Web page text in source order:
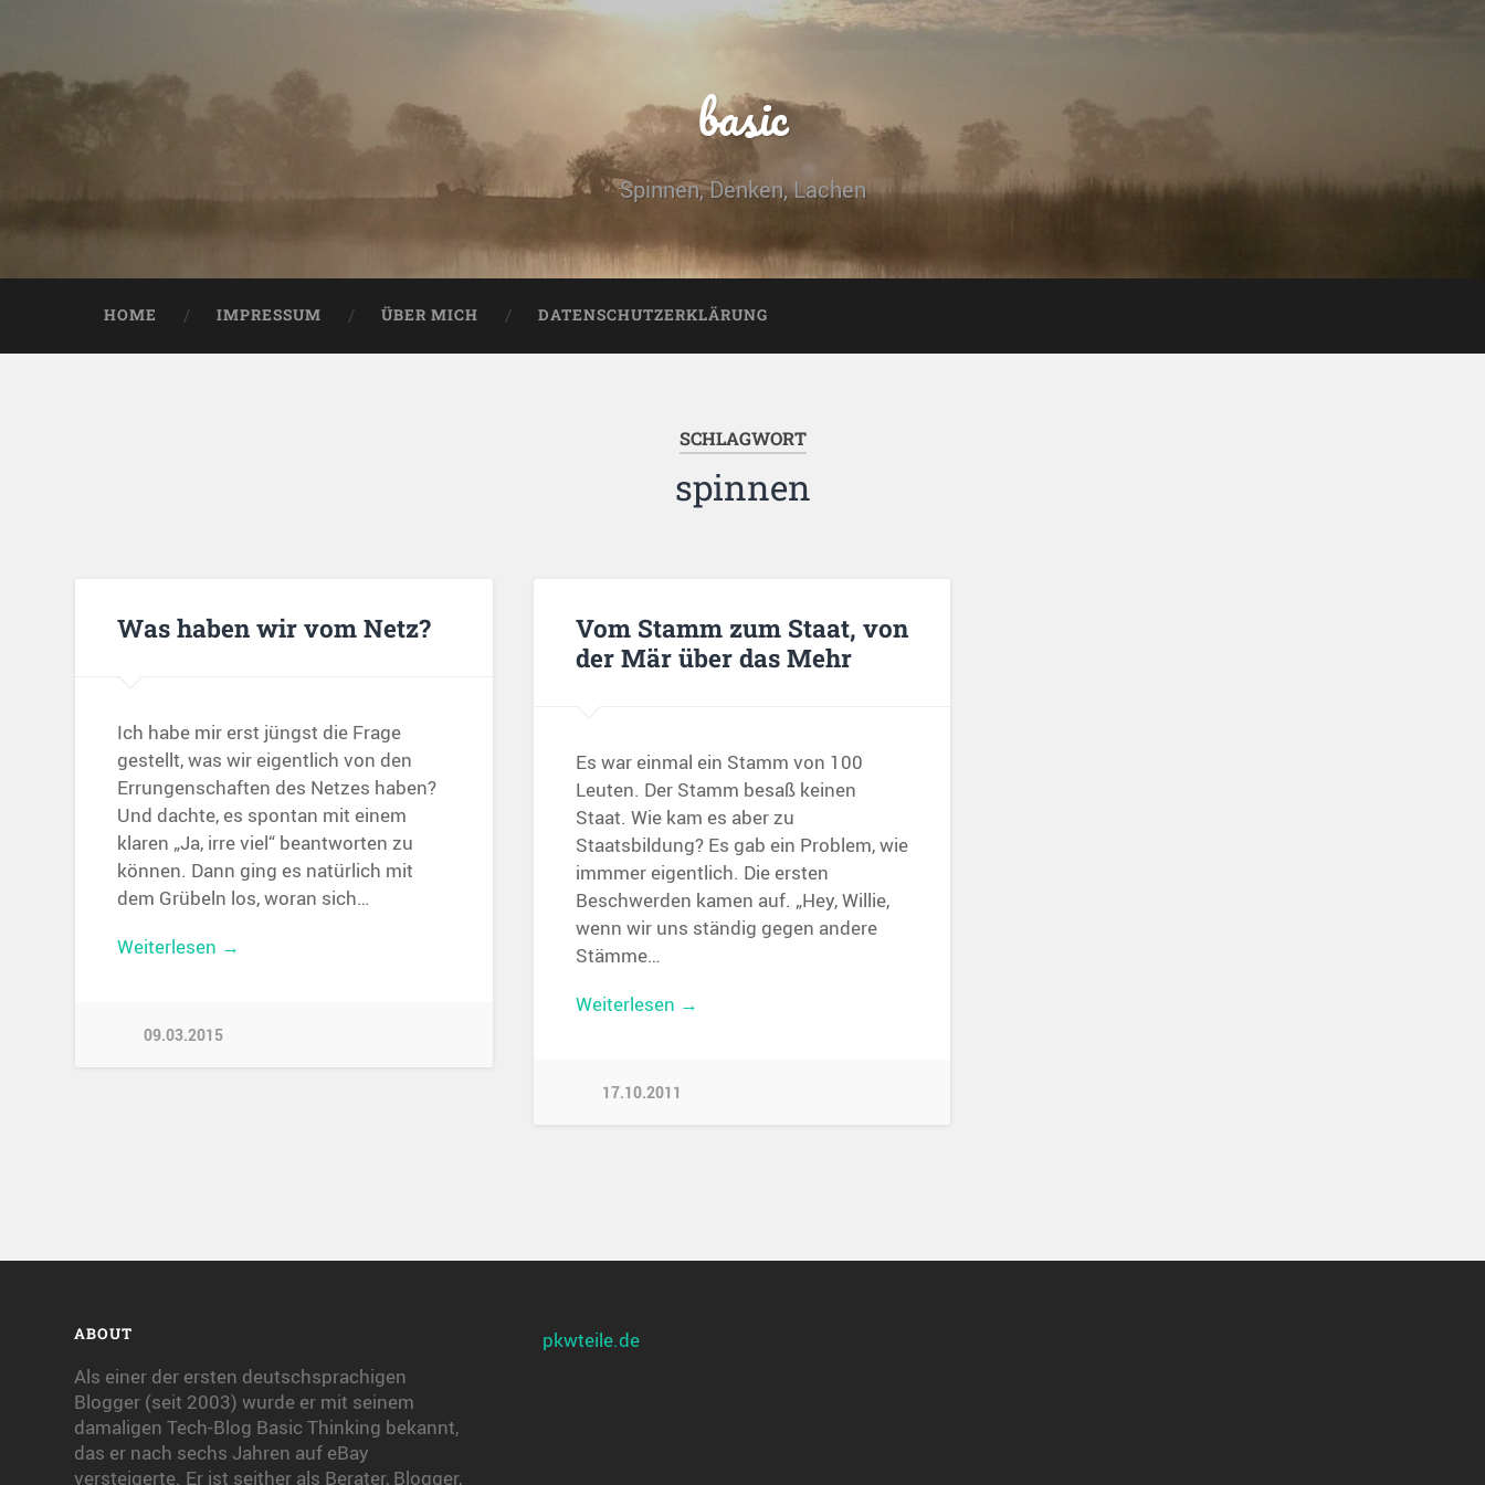
basic
Spinnen, Denken, Lachen
HOME IMPRESSUM ÜBER MICH DATENSCHUTZERKLÄRUNG
SCHLAGWORT
spinnen
Was haben wir vom Netz?
Ich habe mir erst jüngst die Frage
gestellt, was wir eigentlich von den
Errungenschaften des Netzes haben?
Und dachte, es spontan mit einem
klaren „Ja, irre viel“ beantworten zu
können. Dann ging es natürlich mit
dem Grübeln los, woran sich…
Weiterlesen →
09.03.2015
Vom Stamm zum Staat, von
der Mär über das Mehr
Es war einmal ein Stamm von 100
Leuten. Der Stamm besaß keinen
Staat. Wie kam es aber zu
Staatsbildung? Es gab ein Problem, wie
immmer eigentlich. Die ersten
Beschwerden kamen auf. „Hey, Willie,
wenn wir uns ständig gegen andere
Stämme…
Weiterlesen →
17.10.2011
ABOUT
Als einer der ersten deutschsprachigen
Blogger (seit 2003) wurde er mit seinem
damaligen Tech-Blog Basic Thinking bekannt,
das er nach sechs Jahren auf eBay
versteigerte. Er ist seither als Berater, Blogger,
pkwteile.de